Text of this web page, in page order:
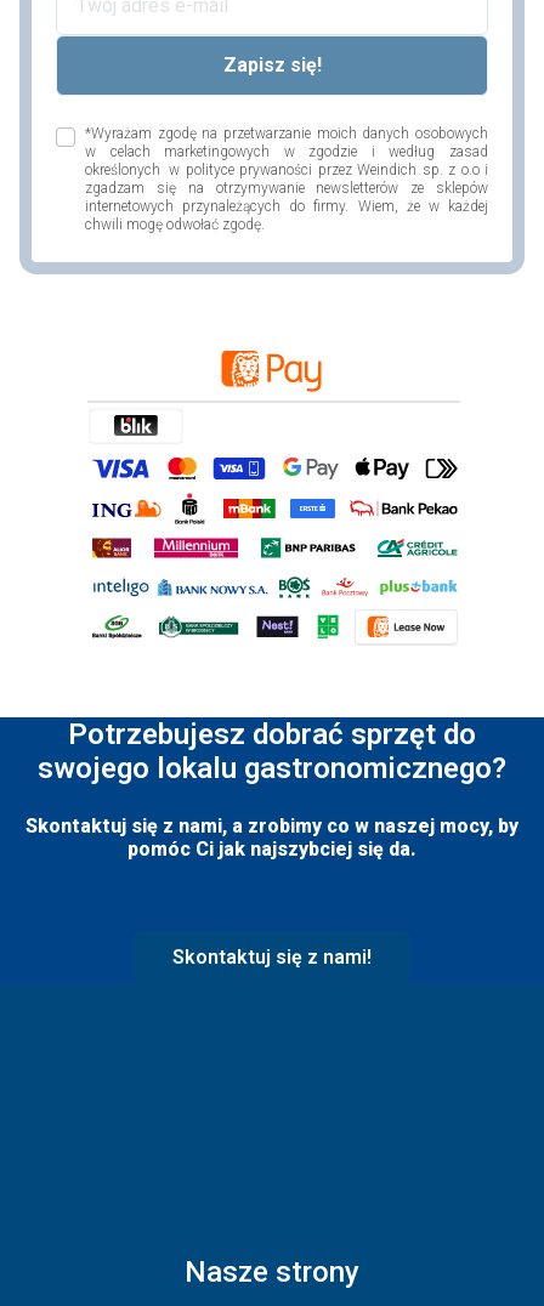
*Wyrażam zgodę na przetwarzanie moich danych osobowych
w celach marketingowych w zgodzie i według zasad
określonych w polityce prywaności przez Weindich sp. z o.o i
zgadzam się na otrzymywanie newsletterów ze sklepów
internetowych przynależących do firmy. Wiem, że w każdej
chwili mogę odwołać zgodę.
Potrzebujesz dobrać sprzęt do
swojego lokalu gastronomicznego?
Skontaktuj się z nami, a zrobimy co w naszej mocy, by
pomóc Ci jak najszybciej się da.
Skontaktuj się z nami!
Nasze strony